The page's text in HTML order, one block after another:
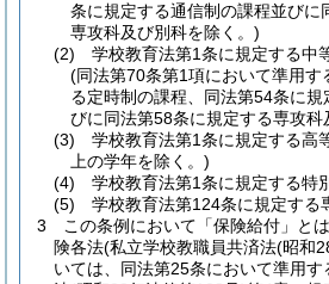
条に規定する通信制の課程並びに
専攻科及び別科を除く。)
(2)
学校教育法第1条に規定する中
(同法第70条第1項において準用す
る定時制の課程、同法第54条に
びに同法第58条に規定する専攻科
(3)
学校教育法第1条に規定する高
上の学年を除く。)
(4)
学校教育法第1条に規定する特
(5)
学校教育法第124条に規定する
3
この条例において「保険給付」と
険各法(私立学校教職員共済法(昭和
いては、同法第25条において準用